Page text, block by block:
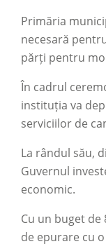
Primăria
necesară
părți pentru
În cadrul
instituția va
serviciilor de
La rândul său,
Guvernul
economic.
Cu un buget
de epurare cu